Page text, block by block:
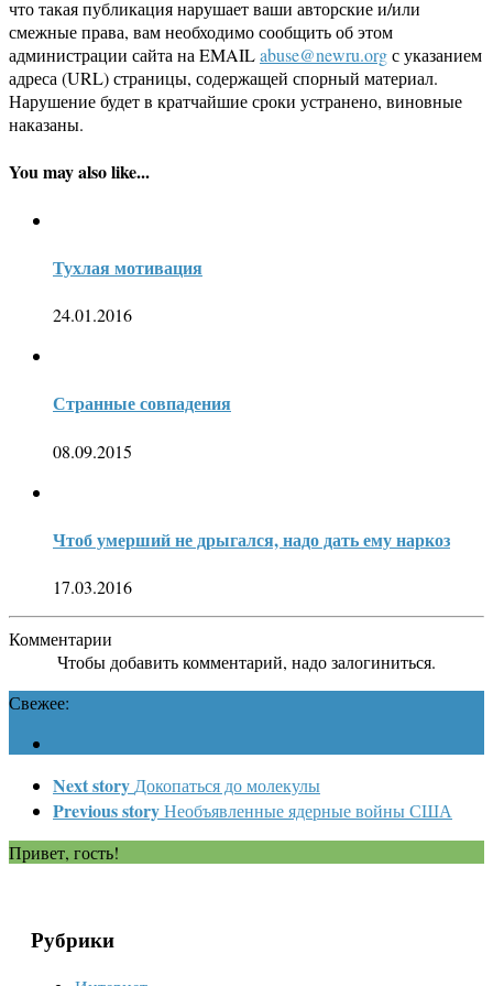
что такая публикация нарушает ваши авторские и/или
смежные права, вам необходимо сообщить об этом
администрации сайта на EMAILabuse@newru.orgс указанием
адреса (URL) страницы, содержащей спорный материал.
Нарушение будет в кратчайшие сроки устранено, виновные
наказаны.
You may also like...
Тухлая мотивация
24.01.2016
Странные совпадения
08.09.2015
Чтоб умерший не дрыгался, надо дать ему наркоз
17.03.2016
Комментарии
Чтобы добавить комментарий, надо залогиниться.
Свежее:
Next story Докопаться до молекулы
Previous storyНеобъявленные ядерные войны США
Привет, гость!
Рубрики